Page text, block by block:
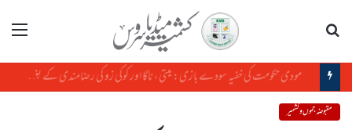
مینو
مودی حکومت کی خفیہ سودے بازی: میتی، ناگا اور کوکی زو کی رضامندی کے بغیر منی پور کی زمین کا سودا
مقبوضہ جموں و کشمیر